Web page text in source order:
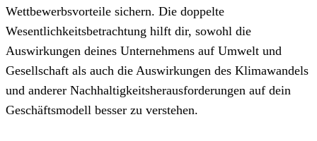
Wettbewerbsvorteile sichern. Die doppelte
Wesentlichkeitsbetrachtung hilft dir, sowohl die
Auswirkungen deines Unternehmens auf Umwelt und
Gesellschaft als auch die Auswirkungen des Klimawandels
und anderer Nachhaltigkeitsherausforderungen auf dein
Geschäftsmodell besser zu verstehen.